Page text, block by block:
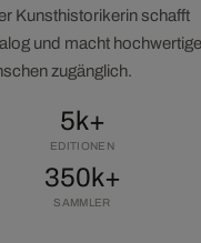
Kunsthistorikerin schafft
und macht hochwertige
zugänglich.
5k+
EDITIONEN
350k+
SAMMLER